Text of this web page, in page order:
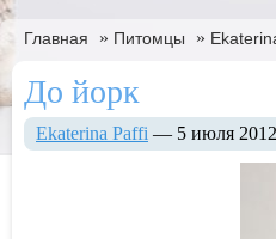
Главная » Питомцы »
До йорк
Ekaterina Paffi — 5 июля